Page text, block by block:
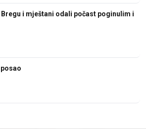
Bregu i mještani odali počast poginulim i